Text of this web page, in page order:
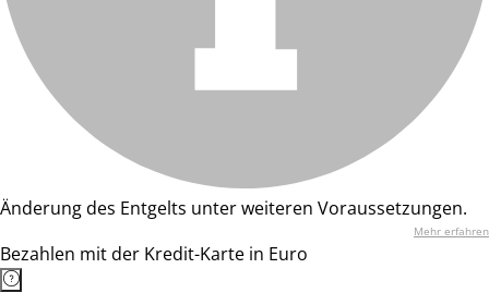
Änderung des Entgelts unter weiteren Voraussetzungen.
Mehr erfahren
Bezahlen mit der Kredit-Karte in Euro